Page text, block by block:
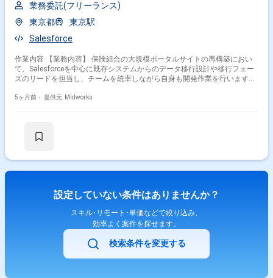
業務委託(フリーランス)
東京都
東京駅
Salesforce
作業内容 【業務内容】 保険組合の大規模ポータルサイトの再構築におい
て、Salesforceを中心に既存システムからのデータ移行設計や移行フェー
ズのリードを担当し、チームを統率しながら自身も開発作業を行います。
データを新システムへ投入するための移行ツール設計 ・移行フェーズのリ
5ヶ月前・ 提供元: Midworks
設定していない条件はありませんか？
スキル･リモート･単価などで絞り込み、
効率よく案件を探せます。
検索条件を変更する